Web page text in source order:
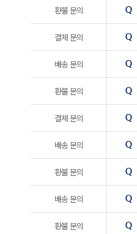
환불 문의
결제 문의
배송 문의
환불 문의
결제 문의
배송 문의
환불 문의
배송 문의
환불 문의